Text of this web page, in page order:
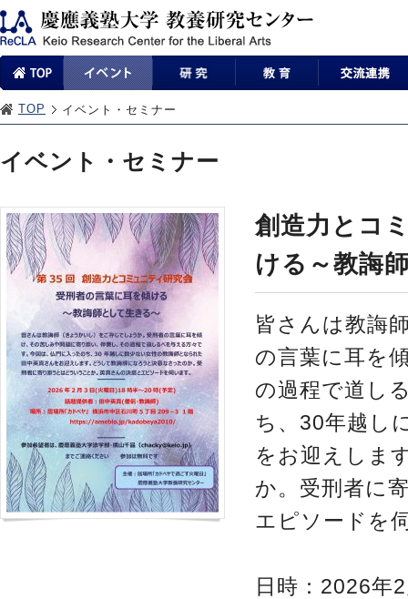
TOP イベント・セミナー
イベント・セミナー
創造力とコ
ける～教誨
皆さんは教誨
の言葉に耳を
の過程で道し
ち、30年越し
をお迎えしま
か。受刑者に
エピソードを
日時：2026年